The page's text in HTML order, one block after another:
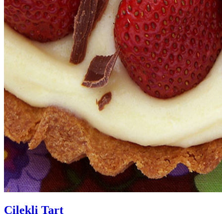
Çilekli Tart